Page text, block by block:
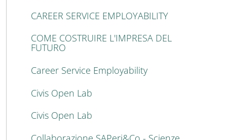
CAREER SERVICE EMPLOYABILITY
COME COSTRUIRE L'IMPRESA DEL
FUTURO
Career Service Employability
Civis Open Lab
Civis Open Lab